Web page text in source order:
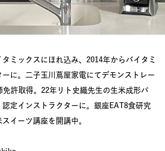
ミックスにほれ込み、2014年からバイタミ
に。二子玉川蔦屋家電にてデモンストレー
免許取得。22年リト史織先生の生米成形パ
定インストラクターに。銀座EAT8食研究
イーツ講座を開講中。